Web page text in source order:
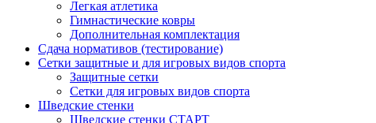
Легкая атлетика
Гимнастические ковры
Дополнительная комплектация
Сдача нормативов (тестирование)
Сетки защитные и для игровых видов спорта
Защитные сетки
Сетки для игровых видов спорта
Шведские стенки
Шведские стенки СТАРТ